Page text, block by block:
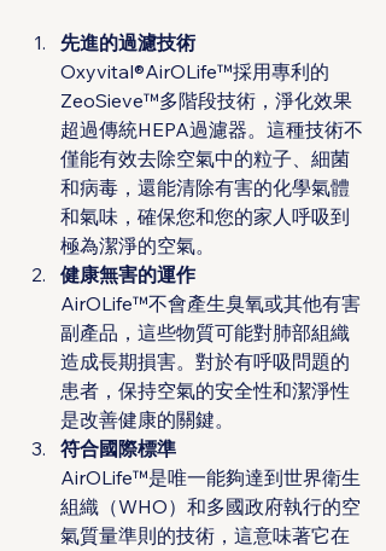
先進的過濾技術
Oxyvital®AirOLife™採用專利的
ZeoSieve™多階段技術，淨化效果
超過傳統HEPA過濾器。這種技術不
僅能有效去除空氣中的粒子、細菌
和病毒，還能清除有害的化學氣體
和氣味，確保您和您的家人呼吸到
極為潔淨的空氣。
健康無害的運作
AirOLife™不會產生臭氧或其他有害
副產品，這些物質可能對肺部組織
造成長期損害。對於有呼吸問題的
患者，保持空氣的安全性和潔淨性
是改善健康的關鍵。
符合國際標準
AirOLife™是唯一能夠達到世界衛生
組織（WHO）和多國政府執行的空
氣質量準則的技術，這意味著它在